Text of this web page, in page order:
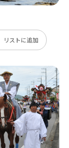
リスト